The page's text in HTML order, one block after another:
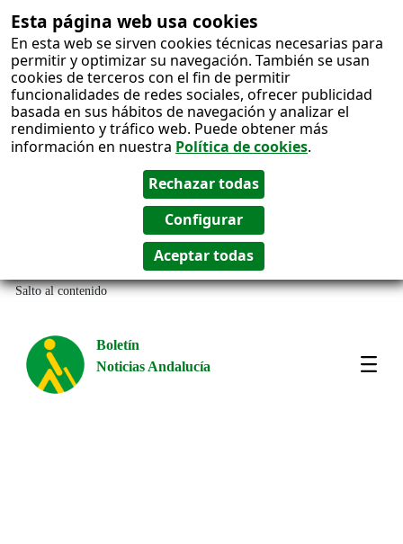
Esta página web usa cookies
En esta web se sirven cookies técnicas necesarias para
permitir y optimizar su navegación. También se usan
cookies de terceros con el fin de permitir
funcionalidades de redes sociales, ofrecer publicidad
basada en sus hábitos de navegación y analizar el
rendimiento y tráfico web. Puede obtener más
información en nuestra Política de cookies.
Salto al contenido
Boletín
Noticias Andalucía